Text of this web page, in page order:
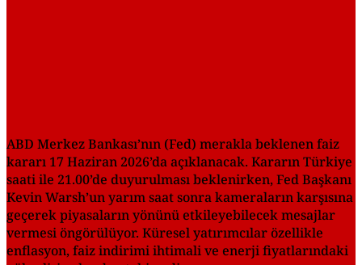
ABD Merkez Bankası’nın (Fed) merakla beklenen faiz
kararı 17 Haziran 2026’da açıklanacak. Kararın Türkiye
saati ile 21.00’de duyurulması beklenirken, Fed Başkanı
Kevin Warsh’un yarım saat sonra kameraların karşısına
geçerek piyasaların yönünü etkileyebilecek mesajlar
vermesi öngörülüyor. Küresel yatırımcılar özellikle
enflasyon, faiz indirimi ihtimali ve enerji fiyatlarındaki